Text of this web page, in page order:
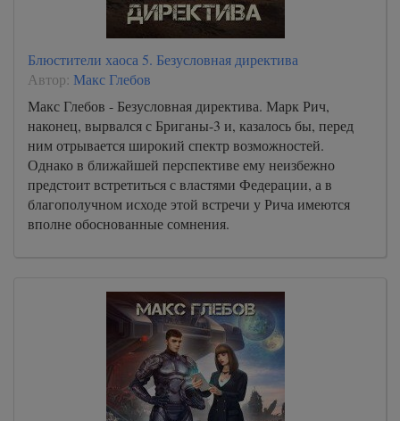
Блюстители хаоса 5. Безусловная директива
Автор: Макс Глебов
Макс Глебов - Безусловная директива. Марк Рич,
наконец, вырвался с Бриганы-3 и, казалось бы, перед
ним отрывается широкий спектр возможностей.
Однако в ближайшей перспективе ему неизбежно
предстоит встретиться с властями Федерации, а в
благополучном исходе этой встречи у Рича имеются
вполне обоснованные сомнения.